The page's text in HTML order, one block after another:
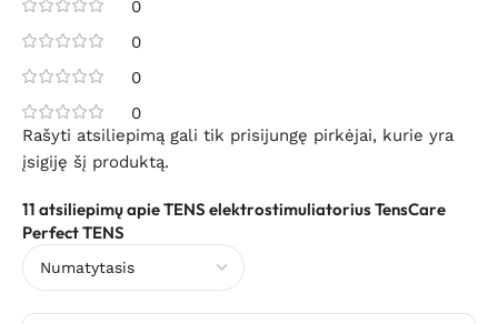
0
0
0
0
11 atsiliepimų apieTENS elektrostimuliatorius TensCare
Perfect TENS
Rašyti atsiliepimą gali tik prisijungę pirkėjai, kurie yra
įsigiję šį produktą.